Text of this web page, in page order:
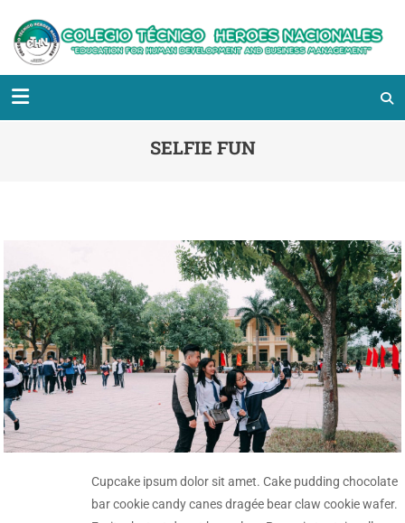
SELFIE FUN
Cupcake ipsum dolor sit amet. Cake pudding chocolate
bar cookie candy canes dragée bear claw cookie wafer.